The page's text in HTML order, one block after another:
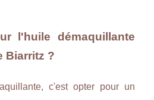
l'huile démaquillante
Biarritz ?
c'est opter pour un